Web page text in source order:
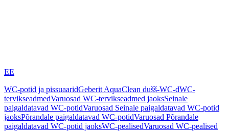
EE
WC-potid ja pissuaaridGeberit AquaClean dušš-WC-dWC-
tervikseadmedVaruosad WC-tervikseadmed jaoksSeinale
paigaldatavad WC-potidVaruosad Seinale paigaldatavad WC-potid
jaoksPõrandale paigaldatavad WC-potidVaruosad Põrandale
paigaldatavad WC-potid jaoksWC-pealisedVaruosad WC-pealised